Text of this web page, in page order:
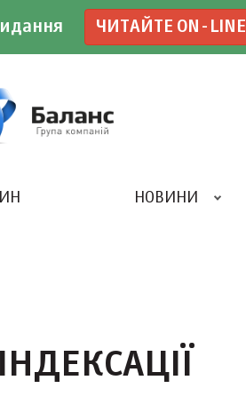
ЧИТАЙТЕ ON-LINE
НОВИНИ